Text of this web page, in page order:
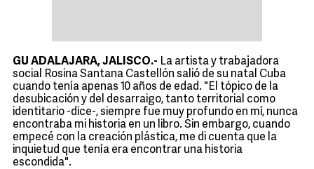
GU ADALAJARA, JALISCO.- La artista y trabajadora
social Rosina Santana Castellón salió de su natal Cuba
cuando tenía apenas 10 años de edad. "El tópico de la
desubicación y del desarraigo, tanto territorial como
identitario -dice-, siempre fue muy profundo en mí, nunca
encontraba mi historia en un libro. Sin embargo, cuando
empecé con la creación plástica, me di cuenta que la
inquietud que tenía era encontrar una historia
escondida".